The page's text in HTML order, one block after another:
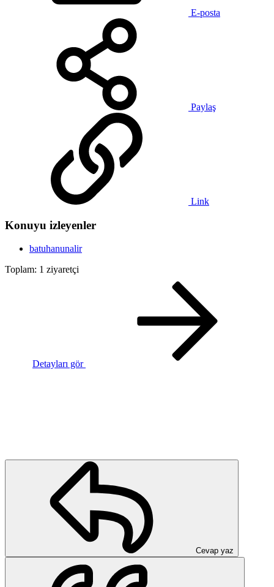
E-posta
Paylaş
Link
Konuyu izleyenler
batuhanunalir
Toplam: 1 ziyaretçi
Detayları gör
Cevap yaz